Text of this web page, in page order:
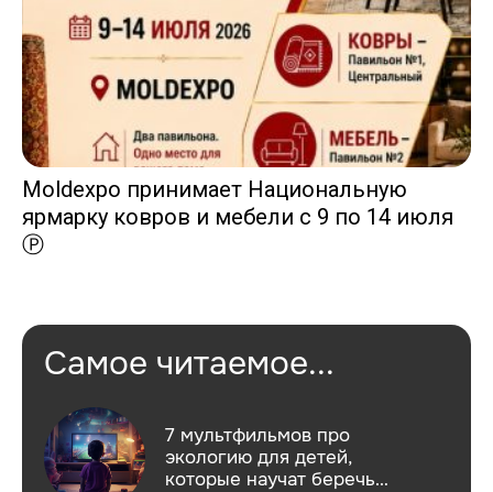
Moldexpo принимает Национальную
ярмарку ковров и мебели с 9 по 14 июля
Ⓟ
Самое читаемое...
7 мультфильмов про
экологию для детей,
которые научат беречь